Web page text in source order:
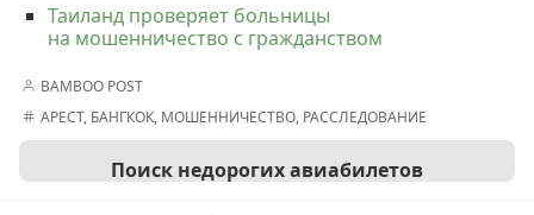
Таиланд проверяет больницы
на мошенничество с гражданством
BAMBOO POST
АРЕСТ, БАНГКОК, МОШЕННИЧЕСТВО, РАССЛЕДОВАНИЕ
Поиск недорогих авиабилетов